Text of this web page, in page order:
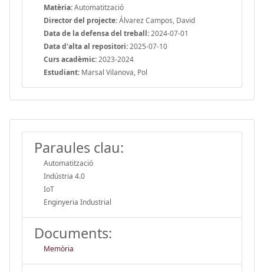
Matèria:Automatització
Director del projecte:Álvarez Campos, David
Data de la defensa del treball:2024-07-01
Data d'alta al repositori:2025-07-10
Curs acadèmic:2023-2024
Estudiant: Marsal Vilanova, Pol
Paraules clau:
Automatització
Indústria 4.0
IoT
Enginyeria Industrial
Documents:
Memòria